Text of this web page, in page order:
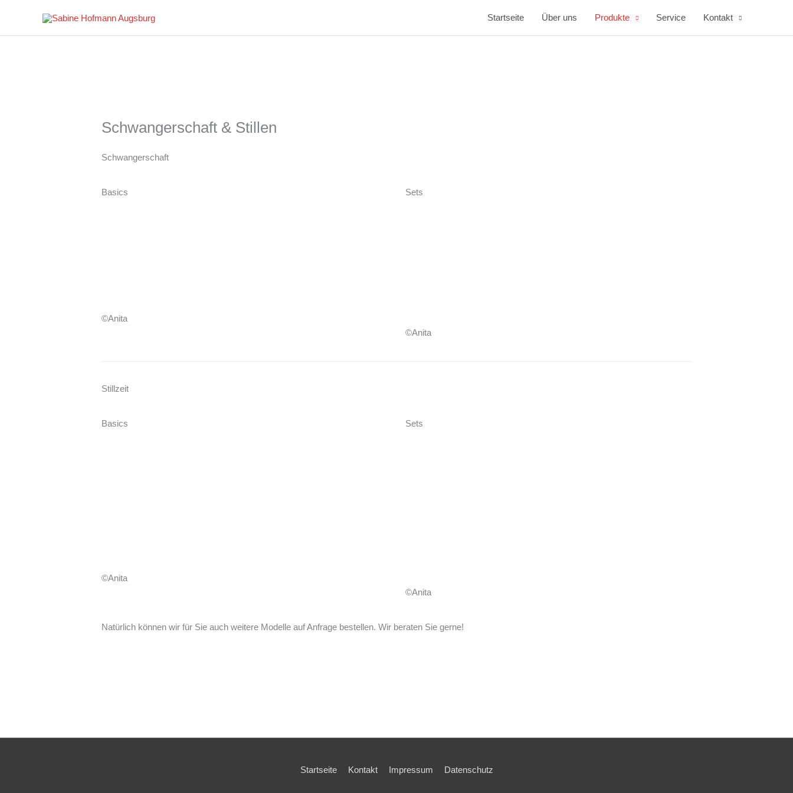
Startseite Über uns Produkte Service Kontakt
Schwangerschaft & Stillen
Schwangerschaft
Basics
©Anita
Sets
©Anita
Stillzeit
Basics
©Anita
Sets
©Anita
Natürlich können wir für Sie auch weitere Modelle auf Anfrage bestellen. Wir beraten Sie gerne!
Startseite Kontakt Impressum Datenschutz